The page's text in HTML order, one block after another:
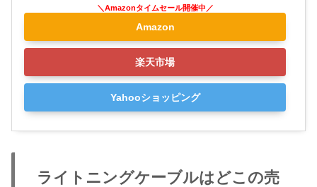
Amazon
楽天市場
Yahooショッピング
ライトニングケーブルはどこの売